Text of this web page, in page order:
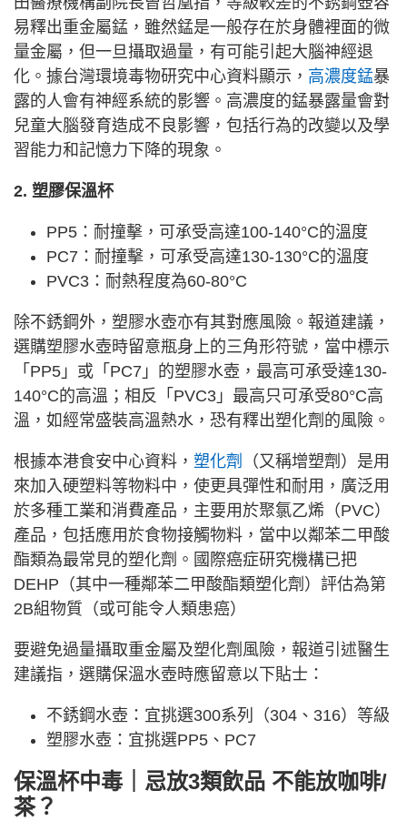
易釋出重金屬錳，雖然錳是一般存在於身體裡面的微
量金屬，但一旦攝取過量，有可能引起大腦神經退
化。據台灣環境毒物研究中心資料顯示， 高濃度錳暴
露的人會有神經系統的影響。高濃度的錳暴露量會對
兒童大腦發育造成不良影響，包括行為的改變以及學
習能力和記憶力下降的現象。
2. 塑膠保溫杯
PP5：耐撞擊，可承受高達100-140°C的溫度
PC7：耐撞擊，可承受高達130-130°C的溫度
PVC3：耐熱程度為60-80°C
除不銹鋼外，塑膠水壺亦有其對應風險。報道建議，
選購塑膠水壺時留意瓶身上的三角形符號，當中標示
「PP5」或「PC7」的塑膠水壺，最高可承受達130-
140°C的高溫；相反「PVC3」最高只可承受80°C高
溫，如經常盛裝高溫熱水，恐有釋出塑化劑的風險。
根據本港食安中心資料， 塑化劑
（又稱增塑劑）是用
來加入硬塑料等物料中，使更具彈性和耐用，廣泛用
於多種工業和消費產品，主要用於聚氯乙烯（PVC）
產品，包括應用於食物接觸物料，當中以鄰苯二甲酸
酯類為最常見的塑化劑。國際癌症研究機構已把
DEHP（其中一種鄰苯二甲酸酯類塑化劑）評估為第
2B組物質（或可能令人類患癌）
要避免過量攝取重金屬及塑化劑風險，報道引述醫生
建議指，選購保溫水壺時應留意以下貼士：
不銹鋼水壺：宜挑選300系列（304、316）等級
塑膠水壺：宜挑選PP5、PC7
保溫杯中毒｜忌放3類飲品 不能放咖啡/
茶？